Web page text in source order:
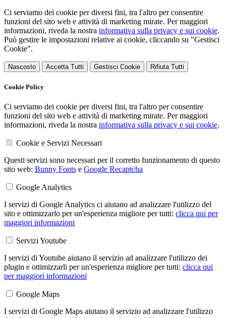
Ci serviamo dei cookie per diversi fini, tra l'altro per consentire
funzioni del sito web e attività di marketing mirate. Per maggiori
informazioni, riveda la nostra informativa sulla privacy e sui cookie.
Può gestire le impostazioni relative ai cookie, cliccando su "Gestisci
Cookie".
Nascosto Accetta Tutti Gestisci Cookie Rifiuta Tutti
Cookie Policy
Ci serviamo dei cookie per diversi fini, tra l'altro per consentire
funzioni del sito web e attività di marketing mirate. Per maggiori
informazioni, riveda la nostra informativa sulla privacy e sui cookie.
Cookie e Servizi Necessari
Questi servizi sono necessari per il corretto funzionamento di questo
sito web: Bunny Fonts e Google Recaptcha
Google Analytics
I servizi di Google Analytics ci aiutano ad analizzare l'utilizzo del
sito e ottimizzarlo per un'esperienza migliore per tutti: clicca qui per
maggiori informazioni
Servizi Youtube
I servizi di Youtube aiutano il servizio ad analizzare l'utilizzo dei
plugin e ottimizzarli per un'esperienza migliore per tutti: clicca qui
per maggiori informazioni
Google Maps
I servizi di Google Maps aiutano il servizio ad analizzare l'utilizzo